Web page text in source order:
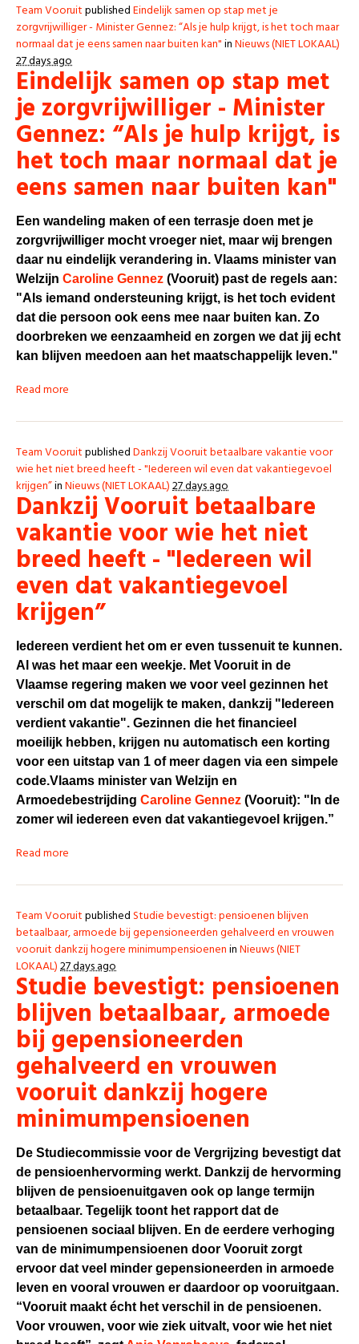
Team VooruitpublishedEindelijk samen op stap met je
zorgvrijwilliger - Minister Gennez: “Als je hulp krijgt, is het toch maar
normaal dat je eens samen naar buiten kan"inNieuws (NIET LOKAAL)
27 days ago
Eindelijk samen op stap met
je zorgvrijwilliger - Minister
Gennez: “Als je hulp krijgt, is
het toch maar normaal dat je
eens samen naar buiten kan"
Een wandeling maken of een terrasje doen met je
zorgvrijwilliger mocht vroeger niet, maar wij brengen
daar nu eindelijk verandering in. Vlaams minister van
Welzijn Caroline Gennez (Vooruit) past de regels aan:
"Als iemand ondersteuning krijgt, is het toch evident
dat die persoon ook eens mee naar buiten kan. Zo
doorbreken we eenzaamheid en zorgen we dat jij echt
kan blijven meedoen aan het maatschappelijk leven."
Read more
Team VooruitpublishedDankzij Vooruit betaalbare vakantie voor
wie het niet breed heeft - "Iedereen wil even dat vakantiegevoel
krijgen”inNieuws (NIET LOKAAL)27 days ago
Dankzij Vooruit betaalbare
vakantie voor wie het niet
breed heeft - "Iedereen wil
even dat vakantiegevoel
krijgen”
Iedereen verdient het om er even tussenuit te kunnen.
Al was het maar een weekje. Met Vooruit in de
Vlaamse regering maken we voor veel gezinnen het
verschil om dat mogelijk te maken, dankzij "Iedereen
verdient vakantie". Gezinnen die het financieel
moeilijk hebben, krijgen nu automatisch een korting
voor een uitstap van 1 of meer dagen via een simpele
code.Vlaams minister van Welzijn en
Armoedebestrijding Caroline Gennez (Vooruit): "In de
zomer wil iedereen even dat vakantiegevoel krijgen.”
Read more
Team VooruitpublishedStudie bevestigt: pensioenen blijven
betaalbaar, armoede bij gepensioneerden gehalveerd en vrouwen
vooruit dankzij hogere minimumpensioeneninNieuws (NIET
LOKAAL)27 days ago
Studie bevestigt: pensioenen
blijven betaalbaar, armoede
bij gepensioneerden
gehalveerd en vrouwen
vooruit dankzij hogere
minimumpensioenen
De Studiecommissie voor de Vergrijzing bevestigt dat
de pensioenhervorming werkt. Dankzij de hervorming
blijven de pensioenuitgaven ook op lange termijn
betaalbaar. Tegelijk toont het rapport dat de
pensioenen sociaal blijven. En de eerdere verhoging
van de minimumpensioenen door Vooruit zorgt
ervoor dat veel minder gepensioneerden in armoede
leven en vooral vrouwen er daardoor op vooruitgaan.
“Vooruit maakt écht het verschil in de pensioenen.
Voor vrouwen, voor wie ziek uitvalt, voor wie het niet